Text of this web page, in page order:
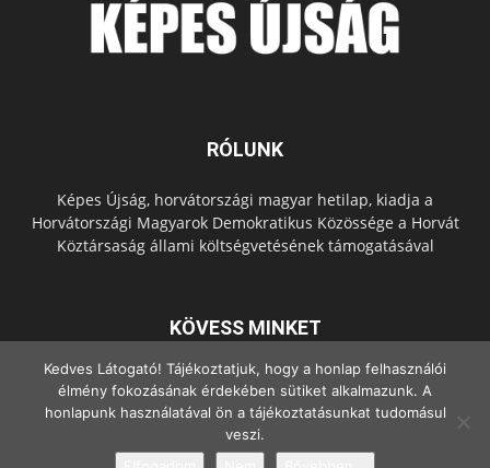
RÓLUNK
Képes Újság, horvátországi magyar hetilap, kiadja a
Horvátországi Magyarok Demokratikus Közössége a Horvát
Köztársaság állami költségvetésének támogatásával
KÖVESS MINKET
Kedves Látogató! Tájékoztatjuk, hogy a honlap felhasználói
élmény fokozásának érdekében sütiket alkalmazunk. A
honlapunk használatával ön a tájékoztatásunkat tudomásul
veszi.